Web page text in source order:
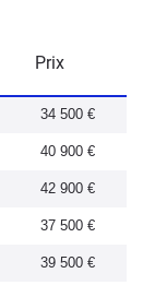
Prix
34 500 €
40 900 €
42 900 €
37 500 €
39 500 €